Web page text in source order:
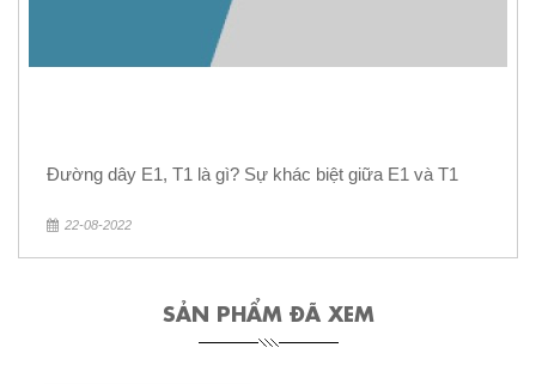
Đường dây E1, T1 là gì? Sự khác biệt giữa E1 và T1
22-08-2022
SẢN PHẨM ĐÃ XEM